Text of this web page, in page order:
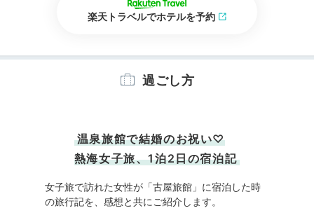
楽天トラベルでホテルを予約
過ごし方
温泉旅館で結婚のお祝い♡
熱海女子旅、1泊2日の宿泊記
女子旅で訪れた女性が「古屋旅館」に宿泊した時
の旅行記を、感想と共にご紹介します。